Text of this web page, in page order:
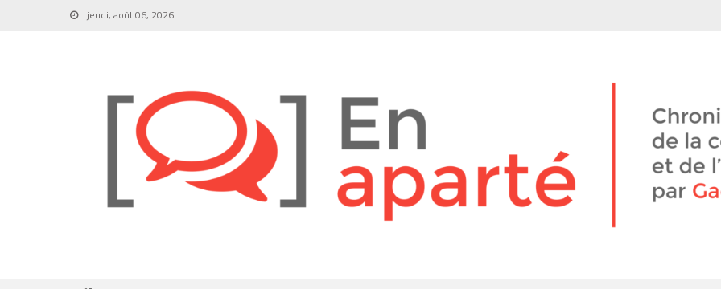
jeudi, août 06, 2026